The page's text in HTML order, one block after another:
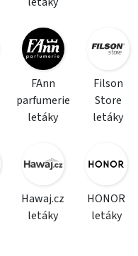
FAnn
parfumerie
letáky
Filson
Store
letáky
Hawaj.cz
letáky
HONOR
letáky